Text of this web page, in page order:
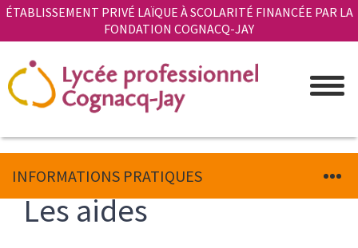
Aller
contenu
principal
ÉTABLISSEMENT PRIVÉ LAÏQUE À SCOLARITÉ FINANCÉE PAR LA
FONDATION COGNACQ-JAY
INFORMATIONS PRATIQUES
Les aides
Panneau de gestion des cookies